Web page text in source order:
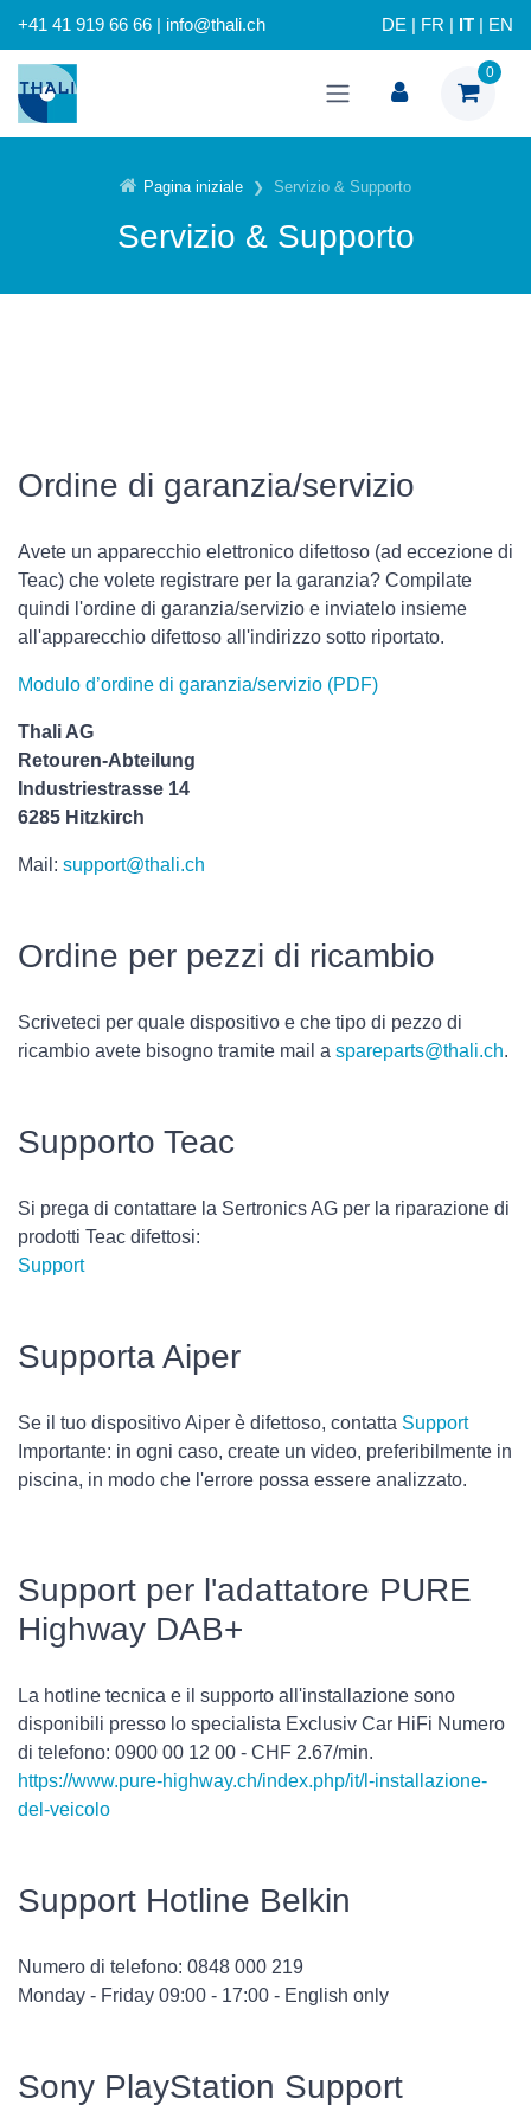
+41 41 919 66 66 | info@thali.ch DE FR IT EN
0
Pagina iniziale Servizio & Supporto
Servizio & Supporto
Ordine di garanzia/servizio
Avete un apparecchio elettronico difettoso (ad eccezione di
Teac) che volete registrare per la garanzia? Compilate
quindi l'ordine di garanzia/servizio e inviatelo insieme
all'apparecchio difettoso all'indirizzo sotto riportato.
Modulo d’ordine di garanzia/servizio (PDF)
Thali AG
Retouren-Abteilung
Industriestrasse 14
6285 Hitzkirch
Mail: support@thali.ch
Ordine per pezzi di ricambio
Scriveteci per quale dispositivo e che tipo di pezzo di
ricambio avete bisogno tramite mail a spareparts@thali.ch.
Supporto Teac
Si prega di contattare la Sertronics AG per la riparazione di
prodotti Teac difettosi:
Support
Supporta Aiper
Se il tuo dispositivo Aiper è difettoso, contatta Support
Importante: in ogni caso, create un video, preferibilmente in
piscina, in modo che l'errore possa essere analizzato.
Support per l'adattatore PURE
Highway DAB+
La hotline tecnica e il supporto all'installazione sono
disponibili presso lo specialista Exclusiv Car HiFi Numero
di telefono: 0900 00 12 00 - CHF 2.67/min.
https://www.pure-highway.ch/index.php/it/l-installazione-
del-veicolo
Support Hotline Belkin
Numero di telefono: 0848 000 219
Monday - Friday 09:00 - 17:00 - English only
Sony PlayStation Support